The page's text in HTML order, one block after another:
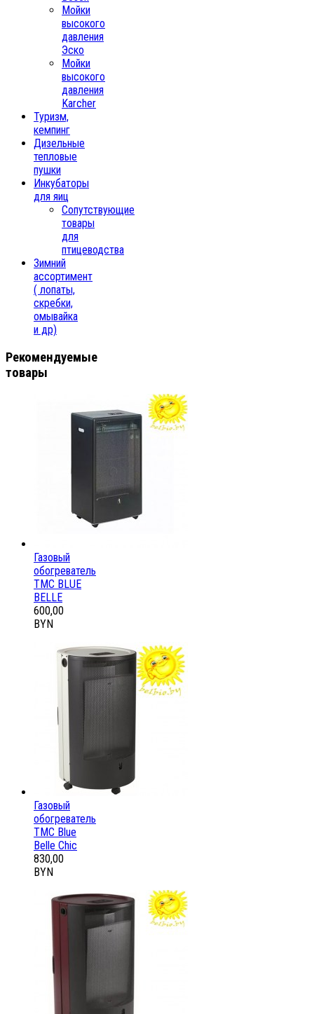
Мойки
высокого
давления
Эско
Мойки
высокого
давления
Karcher
Туризм,
кемпинг
Дизельные
тепловые
пушки
Инкубаторы
для яиц
Сопутствующие
товары
для
птицеводства
Зимний
ассортимент
( лопаты,
скребки,
омывайка
и др)
Рекомендуемые
товары
Газовый
обогреватель
ТМС BLUE
BELLE
600,00
BYN
Газовый
обогреватель
ТМС Blue
Belle Chic
830,00
BYN